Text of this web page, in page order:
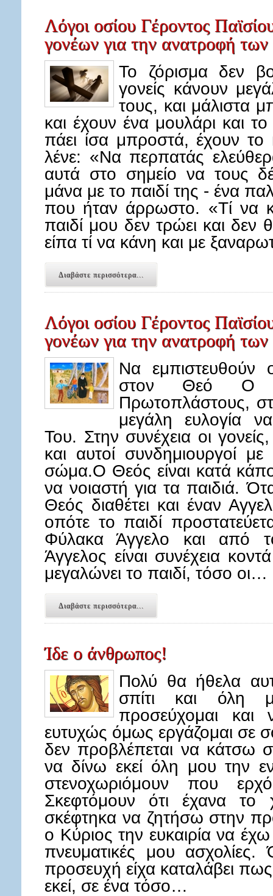
Λόγοι οσίου Γέροντος
γονέων για την ανατροφή
Το ζόρισμα δεν
γονείς κάνουν
τους, και μάλιστα
και έχουν ένα μουλάρι και
πάει ίσα μπροστά, έχουν το
λένε: «Να περπατάς
αυτά στο σημείο να τους
μάνα με το παιδί της - ένα
που ήταν άρρωστο. «Τί να
παιδί μου δεν τρώει και δεν
είπα τί να κάνη και με
Διαβάστε περισσότερα...
Λόγοι οσίου Γέροντος
γονέων για την ανατροφή
Να εμπιστευθούν
στον Θεό Ο
Πρωτοπλάστους,
μεγάλη ευλογία
Του. Στην συνέχεια οι
και αυτοί συνδημιουργοί
σώμα.Ο Θεός είναι κατά
να νοιαστή για τα παιδιά.
Θεός διαθέτει και έναν
οπότε το παιδί
Φύλακα Άγγελο και από
Άγγελος είναι συνέχεια
μεγαλώνει το παιδί, τόσο οι…
Διαβάστε περισσότερα...
Ίδε ο άνθρωπος!
Πολύ θα ήθελα
σπίτι και όλη
προσεύχομαι
ευτυχώς όμως εργάζομαι σε
δεν προβλέπεται να κάτσω
να δίνω εκεί όλη μου την
στενοχωριόμουν που
Σκεφτόμουν ότι έχανα
σκέφτηκα να ζητήσω στην
ο Κύριος την ευκαιρία να έχω
πνευματικές μου
προσευχή είχα καταλάβει
εκεί, σε ένα τόσο…